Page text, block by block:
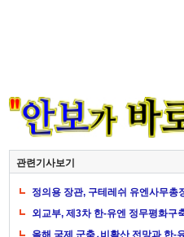
관련기사보기
정의용 장관, 구테레쉬 유엔사무총
외교부, 제3차 한-유엔 정무평화구
올해 국제 군축․비확산 전망과 한-